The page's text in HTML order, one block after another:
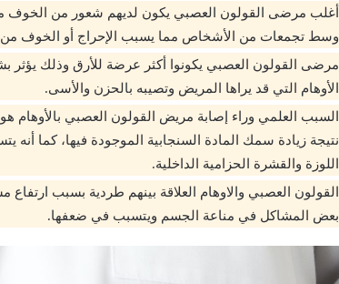
أغلب مرضى القولون العصبي يكون لديهم شعور من
وسط تجمعات من الأشخاص مما يسبب الإحراج أو الخوف
مرضى القولون العصبي يكونوا أكثر عرضة للأرق وذلك يؤثر
الأوهام التي قد يراها المريض وتصيبه بالحزن والأسى.
السبب العلمي وراء إصابة مريض القولون العصبي بالأوهام
نتيجة زيادة سمك المادة السنجابية الموجودة فيها، كما
اللوزة والقشرة الحزامية الداخلية.
القولون العصبي والاوهام العلاقة بينهم طردية بسبب
بعض المشاكل في مناعة الجسم ويتسبب في ضعفها.